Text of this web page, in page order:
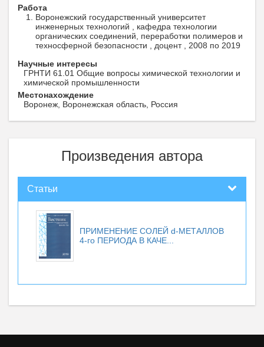
Работа
Воронежский государственный университет
инженерных технологий , кафедра технологии
органических соединений, переработки полимеров и
техносферной безопасности , доцент , 2008 по 2019
Научные интересы
ГРНТИ 61.01 Общие вопросы химической технологии и
химической промышленности
Местонахождение
Воронеж, Воронежская область, Россия
Произведения автора
Статьи
ПРИМЕНЕНИЕ СОЛЕЙ d-МЕТАЛЛОВ
4-го ПЕРИОДА В КАЧЕ...